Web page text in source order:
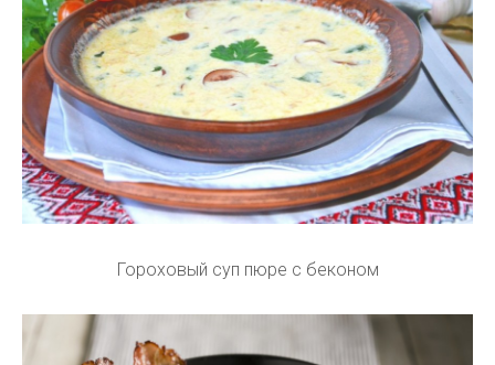
Гороховый суп пюре с беконом